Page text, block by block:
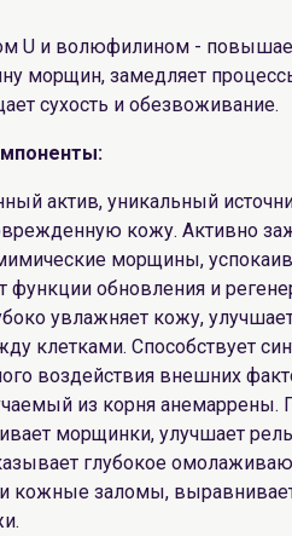
U и волюфилином -
морщин, замедляет
сухость и обезвоживание.
актив, уникальный
кожу. Активно
морщины,
функции обновления и
увлажняет кожу,
клетками. Способствует
воздействия внешних
из корня анемаррены.
морщинки, улучшает
глубокое
кожные заломы,